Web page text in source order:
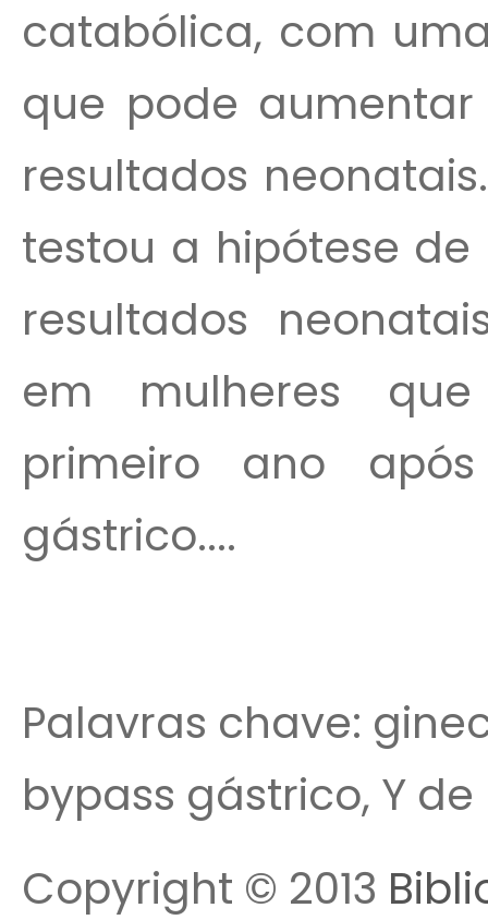
catabólica, com
que pode
resultados
testou a hipótese
resultados
em mulheres
primeiro ano
gástrico....
Palavras chave:
bypass gástrico, Y de
Copyright © 2013